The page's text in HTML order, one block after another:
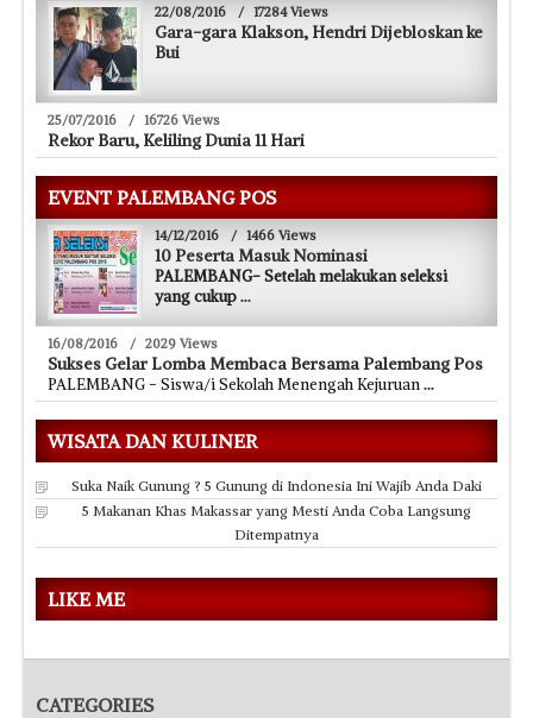
22/08/2016 / 17284 Views
Gara-gara Klakson, Hendri Dijebloskan ke
Bui
25/07/2016 / 16726 Views
Rekor Baru, Keliling Dunia 11 Hari
EVENT PALEMBANG POS
14/12/2016 / 1466 Views
10 Peserta Masuk Nominasi
PALEMBANG- Setelah melakukan seleksi
yang cukup...
16/08/2016 / 2029 Views
Sukses Gelar Lomba Membaca Bersama Palembang Pos
PALEMBANG - Siswa/i Sekolah Menengah Kejuruan...
WISATA DAN KULINER
Suka Naik Gunung ? 5 Gunung di Indonesia Ini Wajib Anda Daki
5 Makanan Khas Makassar yang Mesti Anda Coba Langsung
Ditempatnya
LIKE ME
CATEGORIES